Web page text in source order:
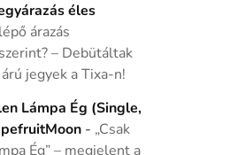
éles
árazás
– Debütáltak
jegyek a Tixa-n!
Lámpa Ég (Single,
- „Csak
Ég” – megjelent a